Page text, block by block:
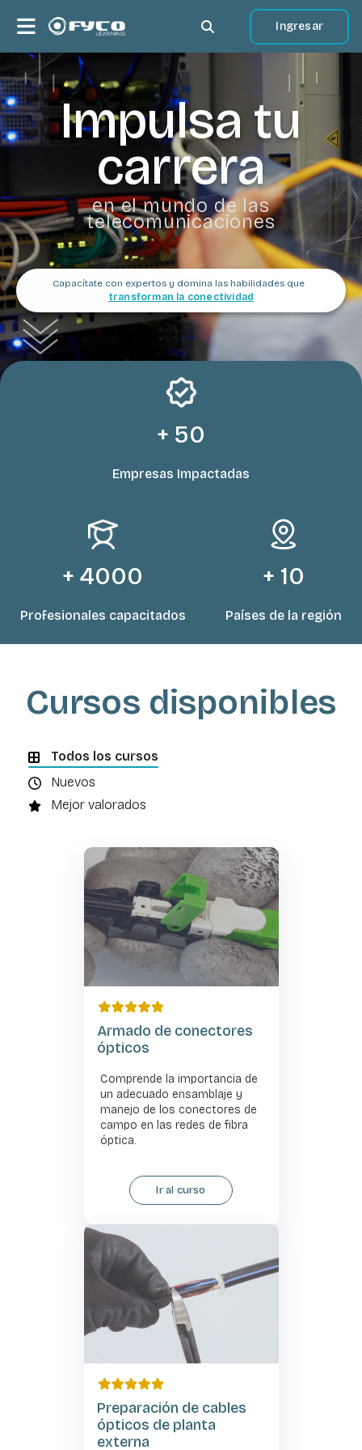
Panel lateral
Selector de búsqueda
Ingresar
Bloques
Impulsa tu
carrera
en el mundo de las
telecomunicaciones
Capacítate con expertos y domina las habilidades que
transforman la conectividad
+ 50
Empresas Impactadas
+ 4000
Profesionales capacitados
+ 10
Países de la región
Cursos disponibles
Todos los cursos
Nuevos
Mejor valorados
Armado de conectores
ópticos
Comprende la importancia de
un adecuado ensamblaje y
manejo de los conectores de
campo en las redes de fibra
óptica.
Ir al curso
Preparación de cables
ópticos de planta
externa